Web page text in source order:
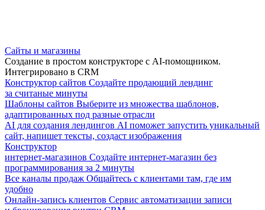
Сайты и магазины
Создание в простом конструкторе с AI-помощником.
Интегрировано в CRM
Конструктор сайтов Создайте продающий лендинг
за считаные минуты
Шаблоны сайтов Выберите из множества шаблонов,
адаптированных под разные отрасли
AI для создания лендингов AI поможет запустить уникальный
сайт, напишет тексты, создаст изображения
Конструктор
интернет-магазинов Создайте интернет-магазин без
программирования за 2 минуты
Все каналы продаж Общайтесь с клиентами там, где им
удобно
Онлайн-запись клиентов Сервис автоматизации записи